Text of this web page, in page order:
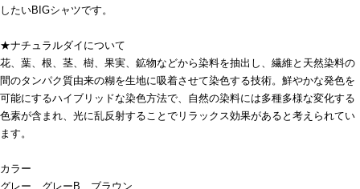
したいBIGシャツです。
★ナチュラルダイについて
花、葉、根、茎、樹、果実、鉱物などから染料を抽出し、繊維と天然染料の
間のタンパク質由来の糊を生地に吸着させて染色する技術。鮮やかな発色を
可能にするハイブリッドな染色方法で、自然の染料には多種多様な変化する
色素が含まれ、光に乱反射することでリラックス効果があると考えられてい
ます。
カラー
グレー、グレーB、ブラウン